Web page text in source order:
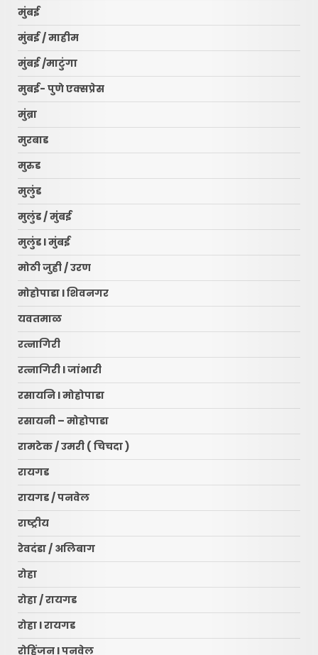
मुंबई
मुंबई / माहीम
मुंबई /माटुंगा
मुबई- पुणे एक्सप्रेस
मुंब्रा
मुरबाड
मुरुड
मुलुंड
मुलुंड / मुंबई
मुलुंड l मुंबई
मोठी जुही / उरण
मोहोपाडा l शिवनगर
यवतमाळ
रत्नागिरी
रत्नागिरी l जांभारी
रसायनि l मोहोपाडा
रसायनी – मोहोपाडा
रामटेक / उमरी ( चिचदा )
रायगड
रायगड / पनवेल
राष्ट्रीय
रेवदंडा / अलिबाग
रोहा
रोहा / रायगड
रोहा l रायगड
रोहिंजन l पनवेल